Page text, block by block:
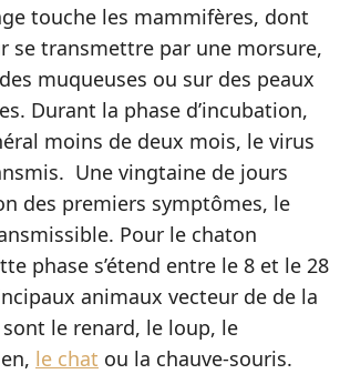
touche les mammifères, dont
se transmettre par une morsure,
muqueuses ou sur des peaux
Durant la phase d’incubation,
moins de deux mois, le virus
Une vingtaine de jours
des premiers symptômes, le
Pour le chaton
phase s’étend entre le 8 et le 28
animaux vecteur de de la
le renard, le loup, le
le chat ou la chauve-souris.